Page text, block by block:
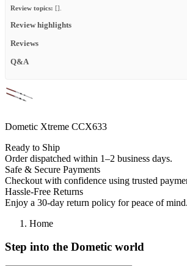
Review topics: [].
Review highlights
Reviews
Q&A
Dometic Xtreme CCX633
Ready to Ship
Order dispatched within 1–2 business days.
Safe & Secure Payments
Checkout with confidence using trusted
Hassle-Free Returns
Enjoy a 30-day return policy for peace of mind.
Home
Step into the Dometic world